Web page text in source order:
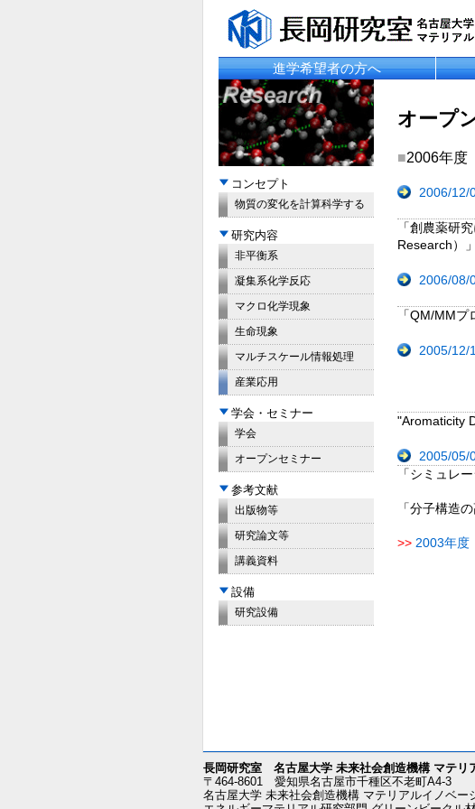
進学希望者の方へ
コンセプト
物質の変化を計算科学する
研究内容
非平衡系
凝集系化学反応
マクロ化学現象
生命現象
マルチスケール情報処理
産業応用
学会・セミナー
学会
オープンセミナー
参考文献
出版物等
研究論文等
講義資料
設備
研究設備
オープ
■2006年度
2006/12/
「創農薬研
Research）」
2006/08/
「QM/MM
2005/12/
"Aromaticity
2005/05/
「シミュレ
「分子構造
>> 2003年度
長岡研究室 名古屋大学 未来社会創造機構 マテリ
〒464-8601 愛知県名古屋市千種区不老町A4-3
名古屋大学 未来社会創造機構 マテリアルイノベー